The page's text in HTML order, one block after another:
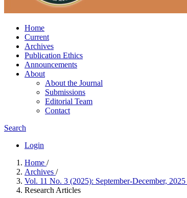
Home
Current
Archives
Publication Ethics
Announcements
About
About the Journal
Submissions
Editorial Team
Contact
Search
Login
Home /
Archives /
Vol. 11 No. 3 (2025): September-December, 2025
Research Articles